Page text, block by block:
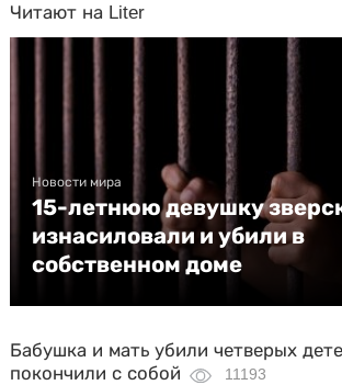
Читают на Liter
Новости мира
15-летнюю девушку
изнасиловали и убили в
собственном доме
Бабушка и мать убили четверых
покончили с собой
11193